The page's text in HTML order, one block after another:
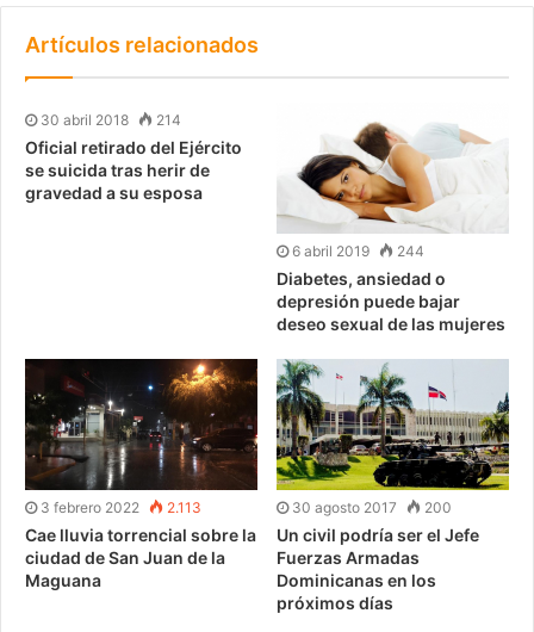
Artículos relacionados
30 abril 2018 214
Oficial retirado del Ejército
se suicida tras herir de
gravedad a su esposa
6 abril 2019 244
Diabetes, ansiedad o
depresión puede bajar
deseo sexual de las mujeres
3 febrero 2022 2.113
Cae lluvia torrencial sobre la
ciudad de San Juan de la
Maguana
30 agosto 2017 200
Un civil podría ser el Jefe
Fuerzas Armadas
Dominicanas en los
próximos días